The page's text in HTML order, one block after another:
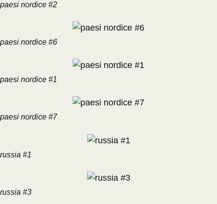
paesi nordice #2
paesi nordice #6
paesi nordice #1
paesi nordice #7
russia #1
russia #3